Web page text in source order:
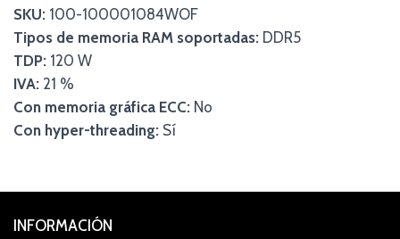
SKU: 100-100001084WOF
Tipos de memoria RAM soportadas: DDR5
TDP: 120 W
IVA: 21 %
Con memoria gráfica ECC: No
Con hyper-threading: Sí
INFORMACIÓN